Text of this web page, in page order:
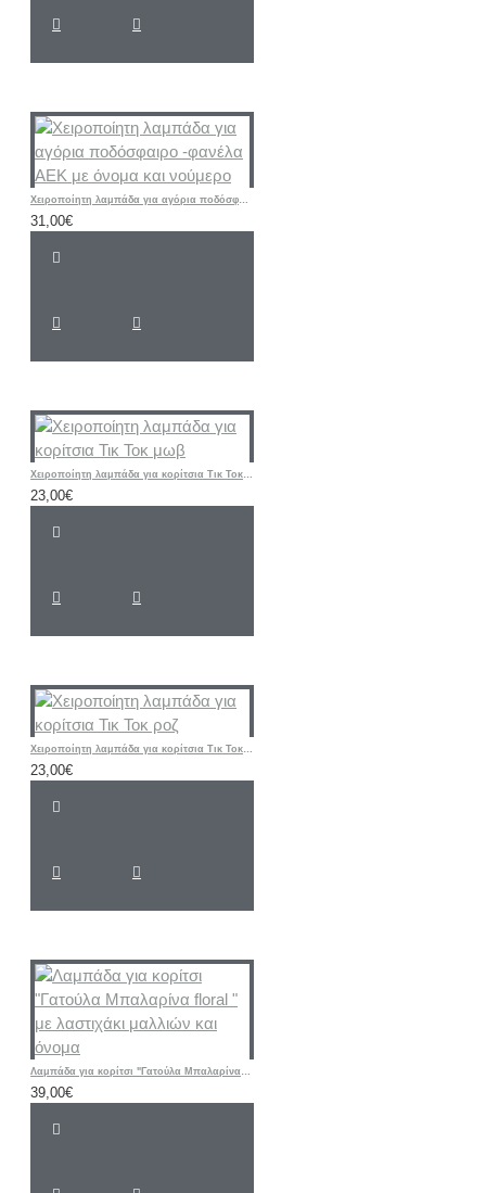
Χειροποίητη λαμπάδα για αγόρια ποδόσφαιρο -φανέλα ΑΕΚ με όνομα και νούμερο
31,00€
Χειροποίητη λαμπάδα για κορίτσια Τικ Τοκ μωβ
23,00€
Χειροποίητη λαμπάδα για κορίτσια Τικ Τοκ ροζ
23,00€
Λαμπάδα για κορίτσι "Γατούλα Μπαλαρίνα floral " με λαστιχάκι μαλλιών και όνομα
39,00€